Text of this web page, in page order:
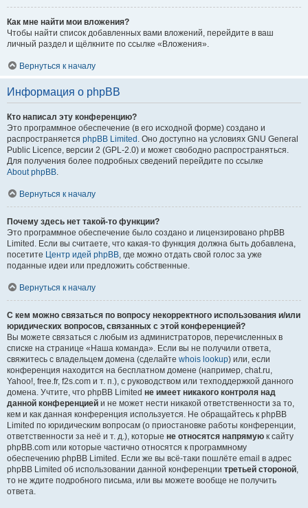
Как мне найти мои вложения?
Чтобы найти список добавленных вами вложений, перейдите в ваш
личный раздел и щёлкните по ссылке «Вложения».
Вернуться к началу
Информация о phpBB
Кто написал эту конференцию?
Это программное обеспечение (в его исходной форме) создано и
распространяется phpBB Limited . Оно доступно на условиях GNU General
Public Licence, версии 2 (GPL-2.0) и может свободно распространяться.
Для получения более подробных сведений перейдите по ссылке
About phpBB.
Вернуться к началу
Почему здесь нет такой-то функции?
Это программное обеспечение было создано и лицензировано phpBB
Limited. Если вы считаете, что какая-то функция должна быть добавлена,
посетите Центр идей phpBB, где можно отдать свой голос за уже
поданные идеи или предложить собственные.
Вернуться к началу
С кем можно связаться по вопросу некорректного использования и/или
юридических вопросов, связанных с этой конференцией?
Вы можете связаться с любым из администраторов, перечисленных в
списке на странице «Наша команда». Если вы не получили ответа,
свяжитесь с владельцем домена (сделайте whois lookup) или, если
конференция находится на бесплатном домене (например, chat.ru,
Yahoo!, free.fr, f2s.com и т. п.), с руководством или техподдержкой данного
домена. Учтите, что phpBB Limited не имеет никакого контроля над
данной конференцией и не может нести никакой ответственности за то,
кем и как данная конференция используется. Не обращайтесь к phpBB
Limited по юридическим вопросам (о приостановке работы конференции,
ответственности за неё и т. д.), которые не относятся напрямую к сайту
phpBB.com или которые частично относятся к программному
обеспечению phpBB Limited. Если же вы всё-таки пошлёте email в адрес
phpBB Limited об использовании данной конференции третьей стороной,
то не ждите подробного письма, или вы можете вообще не получить
ответа.